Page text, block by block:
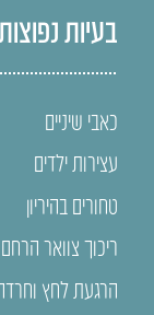
בעיות
כאבי שיניים
עצירות ילדים
טחורים בהיריון
ריכוך צוואר הרחם
הרגעת לחץ